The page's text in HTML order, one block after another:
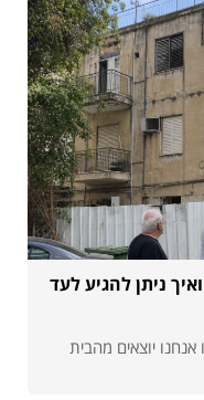
ניתן להגיע לעד
יוצאים מהבית